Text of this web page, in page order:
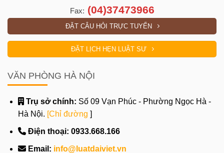
Fax: (04)37473966
ĐẶT CÂU HỎI TRỰC TUYẾN
ĐẶT LỊCH HẸN LUẬT SƯ
VĂN PHÒNG HÀ NỘI
Trụ sở chính: Số 09 Vạn Phúc - Phường Ngọc Hà -
Hà Nội. [Chỉ đường ]
Điện thoại: 0933.668.166
Email: info@luatdaiviet.vn